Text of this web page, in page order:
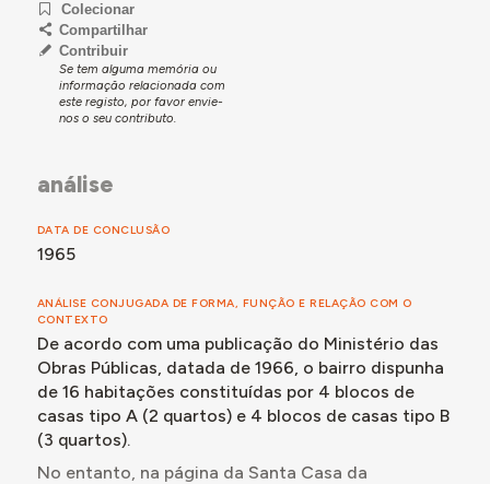
Em junho de 1963, o Ministério das Obras Públicas
voltaria a conceder uma nova comparticipação à
Casa da Misericórdia de Fronteira,
30.000$00, através do Fundo de Desemprego, para a
urbanização do bairro - empreitada orçada em
1965, tal como os trabalhos de urbanização.
Colecionar
Compartilhar
Contribuir
Se tem alguma memória ou
informação relacionada com
este registo, por favor envie-
nos o seu contributo.
análise
DATA DE CONCLUSÃO
1965
ANÁLISE CONJUGADA DE FORMA, FUNÇÃO E RELAÇÃO COM O
CONTEXTO
De acordo com uma publicação do Ministério das
Obras Públicas, datada de 1966, o bairro dispunha
de 16 habitações constituídas por 4 blocos de
casas tipo A (2 quartos) e 4 blocos de casas tipo B
(3 quartos).
No entanto, na página da Santa Casa da